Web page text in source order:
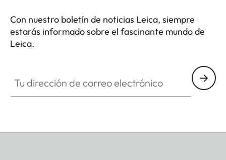
Con nuestro boletín de noticias Leica, siempre
estarás informado sobre el fascinante mundo de
Leica.